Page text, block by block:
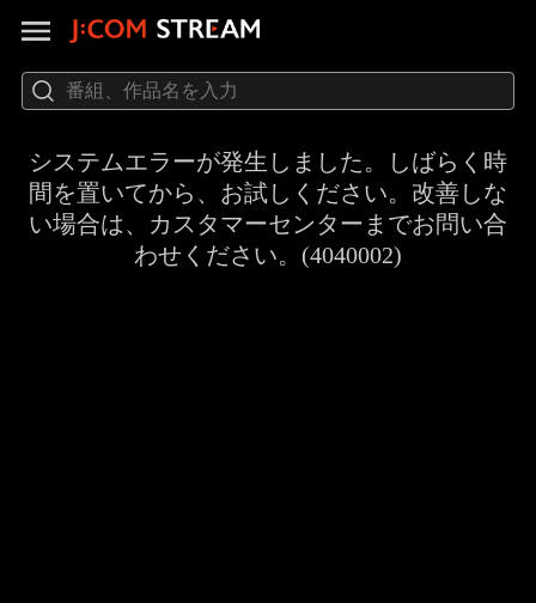
システムエラーが発生しました。しばらく時
間を置いてから、お試しください。改善しな
い場合は、カスタマーセンターまでお問い合
わせください。(4040002)